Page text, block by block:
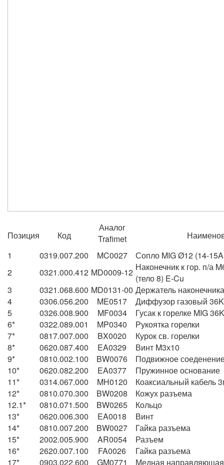
Позиция Код
Аналог
Trafimet
1
0319.007.200 MC0027
Сопло MIG Ø12 (14-
2
0321.000.412 MD0009-12 Наконечник к гор. п/а
(тело 8) E-Cu
3
0321.068.600 MD0131-00 Держатель
4
0306.056.200 ME0517
Диффузор газовый
5
0326.008.900 MF0034
Гусак к горелке MIG
6*
0322.089.001 MP0340
Рукоятка горелки
7*
0817.007.000 BX0020
Курок св. горелки
8*
0620.087.400 EA0329
Винт M3х10
9*
0810.002.100 BW0076
Подвижное
10*
0620.082.200 EA0377
Пружинное основание
11*
0314.067.000 MH0120
Коаксиальный кабель
12*
0810.070.300 BW0208
Кожух разъема
12.1*
0810.071.500 BW0265
Кольцо
13*
0620.006.300 EA0018
Винт
14*
0810.007.200 BW0027
Гайка разъема
15*
2002.005.900 AR0054
Разъем
16*
2620.007.100 FA0026
Гайка разъема
17*
0903.022.600 GM0771 Медная